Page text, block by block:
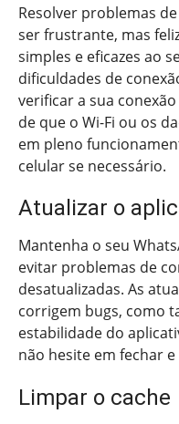
Resolver problemas
ser frustrante, mas
simples e eficazes ao
dificuldades de
verificar a sua
de que o Wi-Fi ou os
em pleno
celular se necessário.
Atualizar o
Mantenha o seu
evitar problemas de
desatualizadas. As
corrigem bugs, como
estabilidade do
não hesite em fechar
Limpar o cache